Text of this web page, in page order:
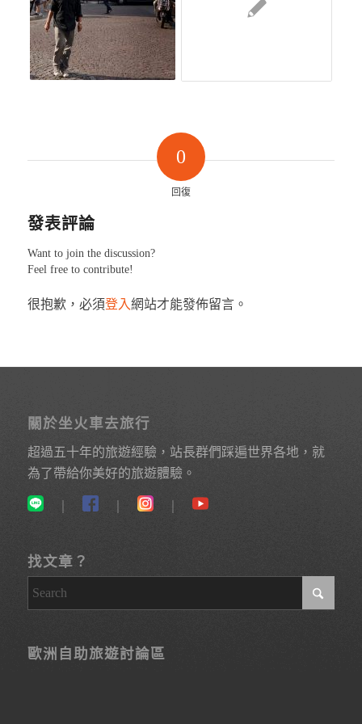
0
回復
發表評論
Want to join the discussion?
Feel free to contribute!
很抱歉，必須登入網站才能發佈留言。
關於坐火車去旅行
超過五十年的旅遊經驗，站長群們踩遍世界各地，就
為了帶給你美好的旅遊體驗。
｜ ｜
找文章？
歐洲自助旅遊討論區